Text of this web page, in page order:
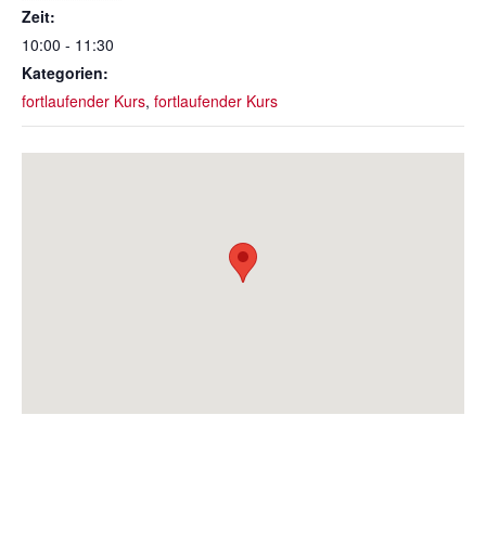
Zeit:
10:00 - 11:30
Kategorien:
fortlaufender Kurs, fortlaufender Kurs